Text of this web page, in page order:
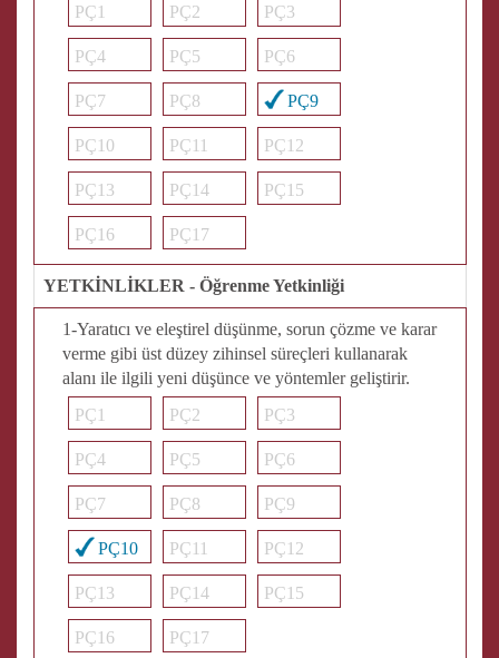
PÇ1
PÇ2 PÇ3
PÇ4 PÇ5 PÇ6
PÇ7 PÇ8 PÇ9
PÇ10 PÇ11 PÇ12
PÇ13 PÇ14 PÇ15
PÇ16 PÇ17
YETKİNLİKLER - Öğrenme Yetkinliği
1-Yaratıcı ve eleştirel düşünme, sorun çözme ve karar
verme gibi üst düzey zihinsel süreçleri kullanarak
alanı ile ilgili yeni düşünce ve yöntemler geliştirir.
PÇ1
PÇ2 PÇ3
PÇ4 PÇ5 PÇ6
PÇ7 PÇ8 PÇ9
PÇ10 PÇ11 PÇ12
PÇ13 PÇ14 PÇ15
PÇ16 PÇ17